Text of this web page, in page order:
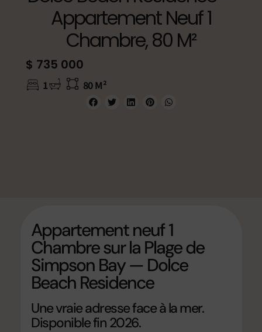
1 80 M²
$ 735 000
Appartement Neuf 1
Chambre, 80 M²
Appartement neuf 1
Chambre sur la Plage de
Simpson Bay — Dolce
Beach Residence
Une vraie adresse face à la mer.
Disponible fin 2026.